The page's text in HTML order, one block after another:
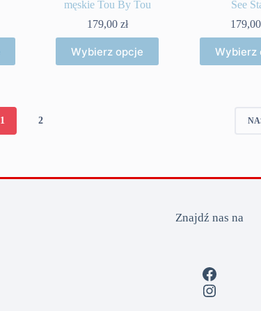
męskie Tou By Tou
179,00 zł
Wybierz opcje
produkt
ma
See
179,00
Wybierz
1 2
Znajdź nas na
Facebook
Instagram